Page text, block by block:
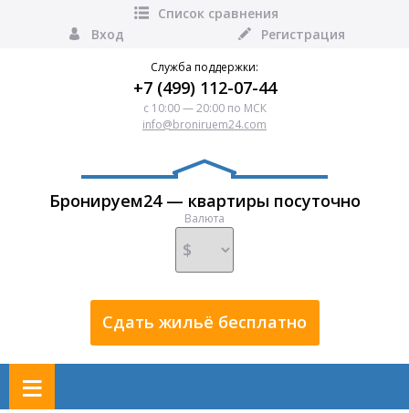
Список сравнения
Вход
Регистрация
Служба поддержки:
+7 (499) 112-07-44
с 10:00 — 20:00 по МСК
info@broniruem24.com
Бронируем24 — квартиры посуточно
Валюта
Сдать жильё бесплатно
≡